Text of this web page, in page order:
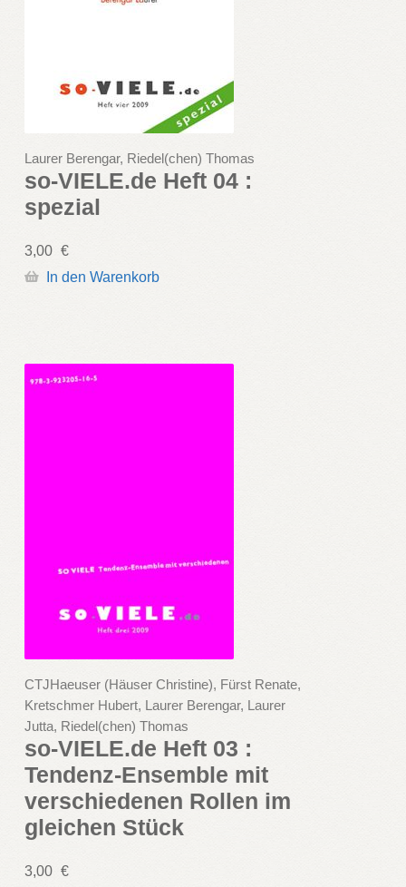
Laurer Berengar, Riedel(chen) Thomas
so-VIELE.de Heft 04 :
spezial
3,00 €
In den Warenkorb
CTJHaeuser (Häuser Christine), Fürst Renate,
Kretschmer Hubert, Laurer Berengar, Laurer
Jutta, Riedel(chen) Thomas
so-VIELE.de Heft 03 :
Tendenz-Ensemble mit
verschiedenen Rollen im
gleichen Stück
3,00 €